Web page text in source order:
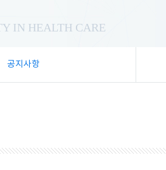
IN HEALTH CARE
공지사항